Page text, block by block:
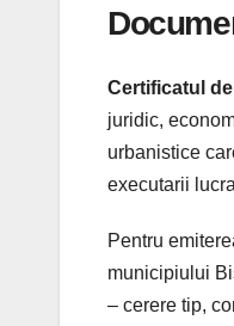
Certificatul
juridic,
urbanistice
executarii
Pentru
municipiului
– cerere tip,